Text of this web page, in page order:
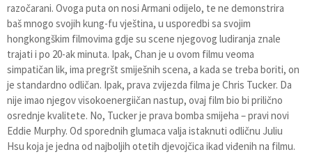
razočarani. Ovoga puta on nosi Armani odijelo, te ne demonstrira
baš mnogo svojih kung-fu vještina, u usporedbi sa svojim
hongkongškim filmovima gdje su scene njegovog ludiranja znale
trajati i po 20-ak minuta. Ipak, Chan je u ovom filmu veoma
simpatičan lik, ima pregršt smiješnih scena, a kada se treba boriti, on
je standardno odličan. Ipak, prava zvijezda filma je Chris Tucker. Da
nije imao njegov visokoenergiičan nastup, ovaj film bio bi prilično
osrednje kvalitete. No, Tucker je prava bomba smijeha – pravi novi
Eddie Murphy. Od sporednih glumaca valja istaknuti odličnu Juliu
Hsu koja je jedna od najboljih otetih djevojčica ikad viđenih na filmu.